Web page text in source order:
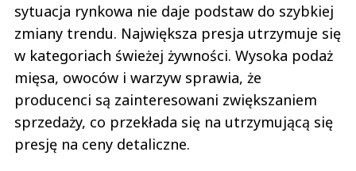
sytuacja rynkowa nie daje podstaw do szybkiej
zmiany trendu. Największa presja utrzymuje się
w kategoriach świeżej żywności. Wysoka podaż
mięsa, owoców i warzyw sprawia, że
producenci są zainteresowani zwiększaniem
sprzedaży, co przekłada się na utrzymującą się
presję na ceny detaliczne.